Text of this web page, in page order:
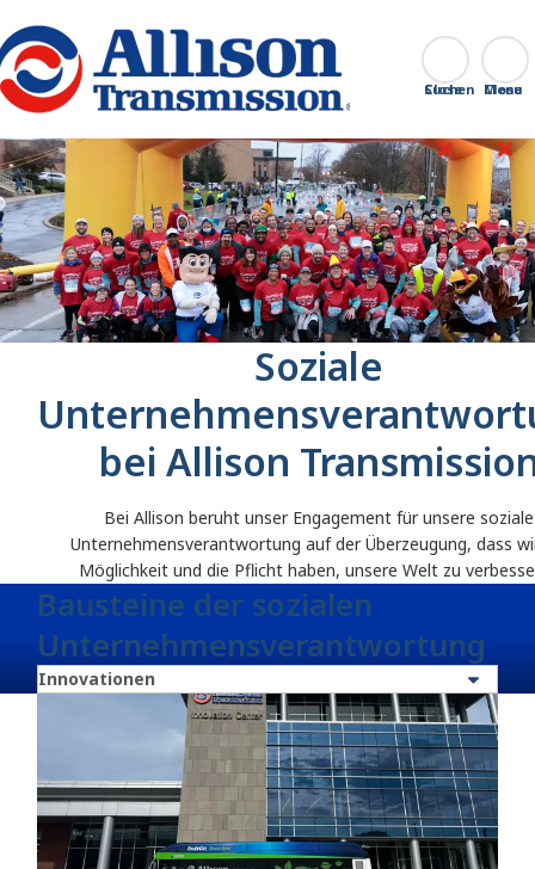
Go Home Suchen
Close
Soziale
bei Allison
Bei Allison beruht unser Engagement für unsere soziale
Unternehmensverantwortung auf der Überzeugung, dass
Möglichkeit und die Pflicht haben, unsere Welt zu
Bausteine der sozialen
Unternehmensverantwortung